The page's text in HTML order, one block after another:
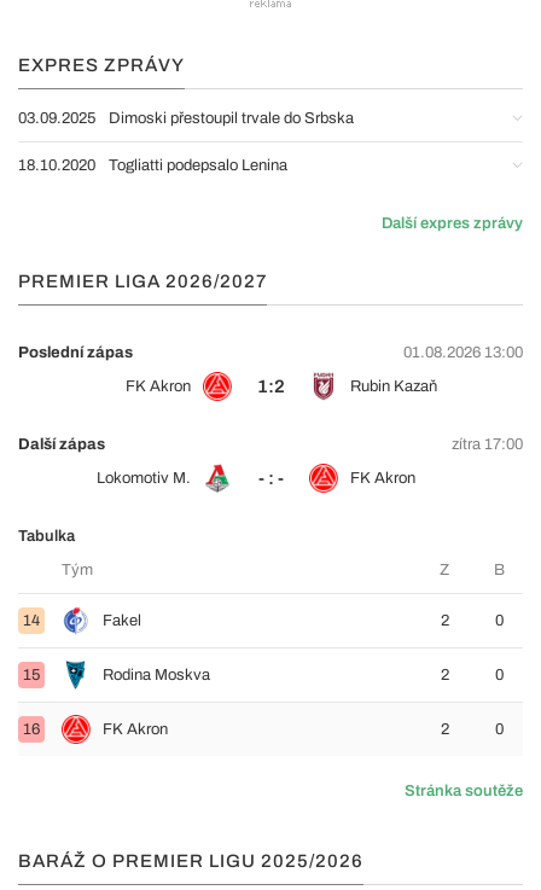
EXPRES ZPRÁVY
03.09.2025 Dimoski přestoupil trvale do Srbska
18.10.2020 Togliatti podepsalo Lenina
Další expres zprávy
PREMIER LIGA 2026/2027
Poslední zápas
01.08.2026 13:00
FK Akron
1:2 Rubin Kazaň
Další zápas
zítra 17:00
Lokomotiv M.
- : - FK Akron
Tabulka
Tým
Z B
14 Fakel 2 0
15 Rodina Moskva 2 0
16 FK Akron 2 0
Stránka soutěže
BARÁŽ O PREMIER LIGU 2025/2026